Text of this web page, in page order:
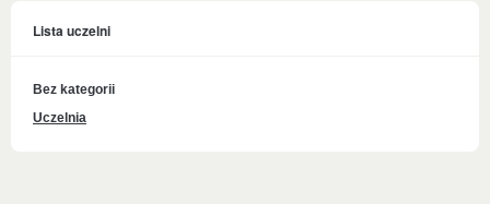
Lista uczelni
Bez kategorii
Uczelnia